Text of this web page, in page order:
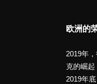
欧洲的
2019年
克的崛起
2019年